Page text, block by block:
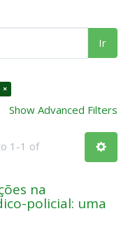
Ir
×
Show Advanced Filters
1-1 of
na
policial: uma